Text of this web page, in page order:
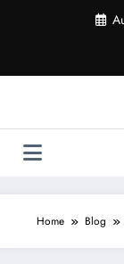
Home Blog